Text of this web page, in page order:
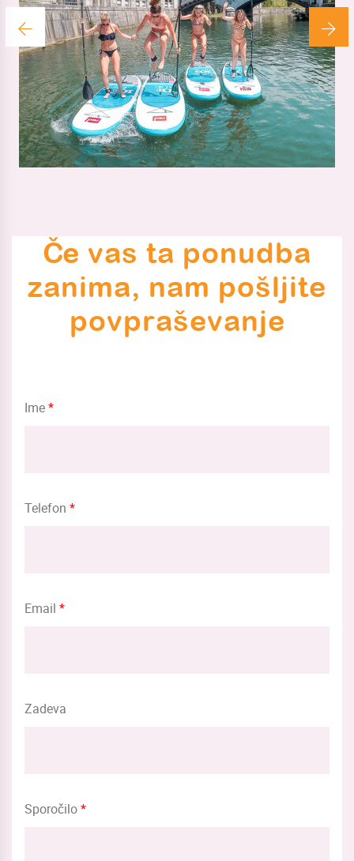
Če vas ta ponudba
zanima, nam pošljite
povpraševanje
Ime*
Telefon *
Email *
Zadeva
Sporočilo*